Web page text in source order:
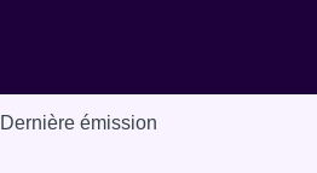
Dernière émission